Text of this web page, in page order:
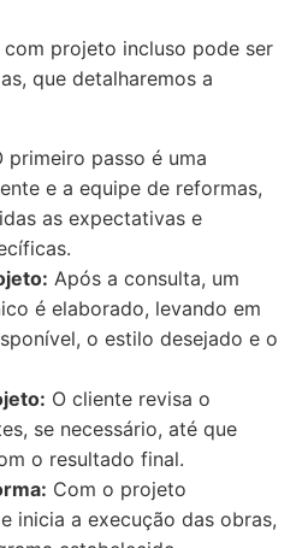
projeto incluso pode ser
que detalharemos a
primeiro passo é uma
e a equipe de reformas,
as expectativas e
Após a consulta, um
é elaborado, levando em
o estilo desejado e o
O cliente revisa o
se necessário, até que
o resultado final.
Com o projeto
inicia a execução das obras,